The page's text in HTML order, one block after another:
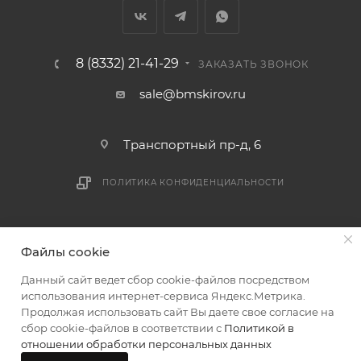
раньше связаться с менеджером, либо с отделом
ВАЖНО: Покупатель обязан обеспечить наличие
отказаться от доставки. Стоимость повторной
Доставка заказов по России не осуществляется.
8 (8332) 21-41-29 ЗАКАЗАТЬ ЗВОНОК
sale@bmskirov.ru
Транспортный пр-д, 6
ПОЛИТИКА КОНФИДЕНЦИАЛЬНОСТИ
Файлы cookie
Данный сайт ведет сбор cookie-файлов посредством
использования интернет-сервиса Яндекс.Метрика.
Продолжая использовать сайт Вы даете свое согласие на
сбор cookie-файлов в соответствии с Политикой в
отношении обработки персональных данных